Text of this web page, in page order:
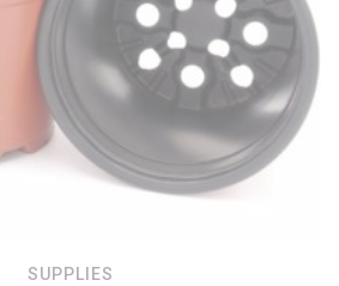
SUPPLIES